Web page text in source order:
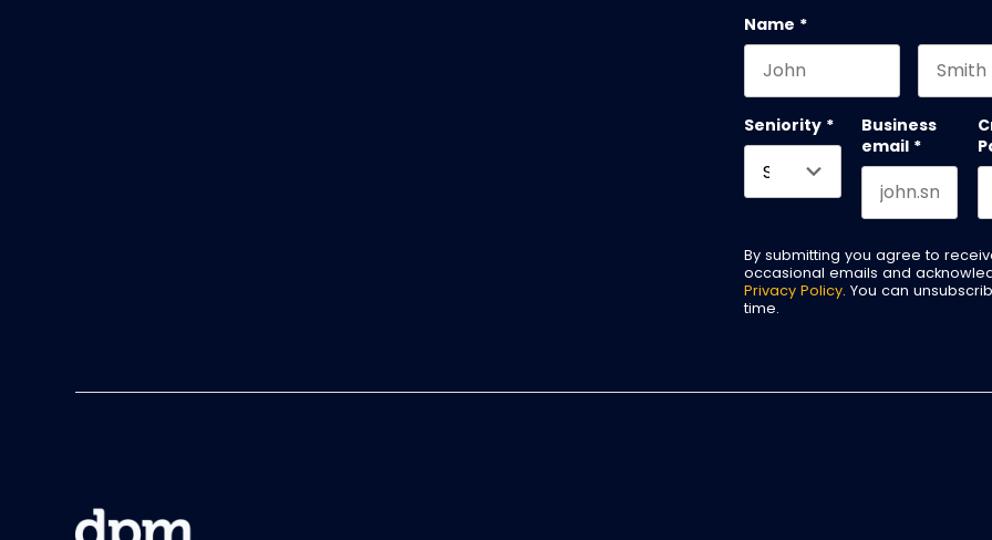
Name *
Seniority *
Business
email *
By submitting you agree to
occasional emails and
Privacy Policy. You can
time.